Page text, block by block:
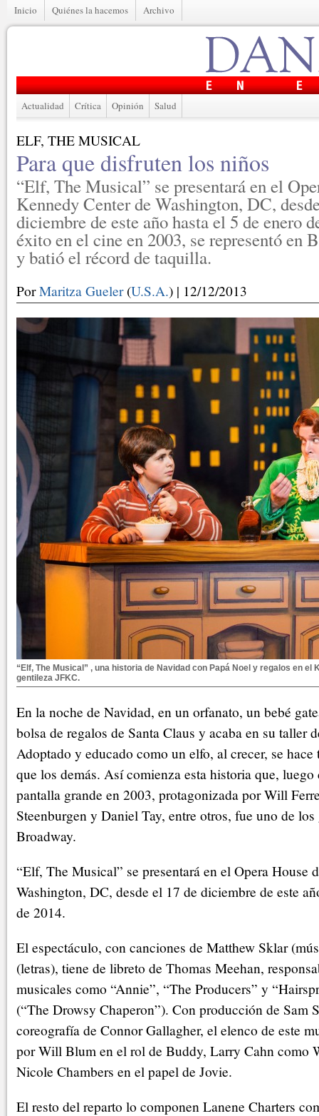
Inicio Quiénes la hacemos Archivo
Actualidad Crítica Opinión Salud
ELF, THE MUSICAL
Para que disfruten los niños
“Elf, The Musical” se presentará en el
Kennedy Center de Washington, DC,
diciembre de este año hasta el 5 de enero
éxito en el cine en 2003, se representó en
y batió el récord de taquilla.
PorMaritza Gueler(U.S.A.) | 12/12/2013
“Elf, The Musical” , una historia de Navidad con Papá Noel y regalos en el
gentileza JFKC.
En la noche de Navidad, en un orfanato, un bebé
bolsa de regalos de Santa Claus y acaba en su taller
Adoptado y educado como un elfo, al crecer, se hace
que los demás. Así comienza esta historia que,
pantalla grande en 2003, protagonizada por Will
Steenburgen y Daniel Tay, entre otros, fue uno de
Broadway.
“Elf, The Musical” se presentará en el Opera House
Washington, DC, desde el 17 de diciembre de este
de 2014.
El espectáculo, con canciones de Matthew Sklar
(letras), tiene de libreto de Thomas Meehan,
musicales como “Annie”, “The Producers” y
(“The Drowsy Chaperon”). Con producción de Sam
coreografía de Connor Gallagher, el elenco de este
por Will Blum en el rol de Buddy, Larry Cahn como
Nicole Chambers en el papel de Jovie.
El resto del reparto lo componen Lanene Charters